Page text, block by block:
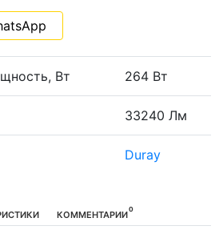
Вт 264 Вт
33240 Лм
Duray
КОММЕНТАРИИ0